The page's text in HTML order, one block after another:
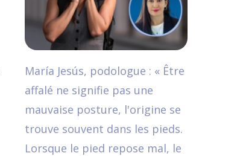
María Jesús, podologue : « Être
affalé ne signifie pas une
mauvaise posture, l'origine se
trouve souvent dans les pieds.
Lorsque le pied repose mal, le